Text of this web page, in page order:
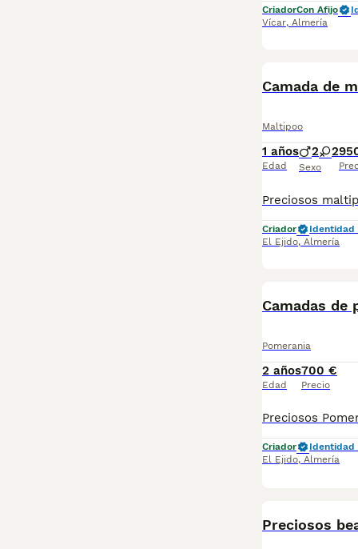
CriadorCon Afijo
Vícar, Almería
Camada de
Maltipoo
1 años
Edad
2 2
Sexo
Criador
Identidad
El Ejido, Almería
Camadas de
Pomerania
2 años
Edad
700 €
Precio
Criador
Identidad
El Ejido, Almería
Preciosos